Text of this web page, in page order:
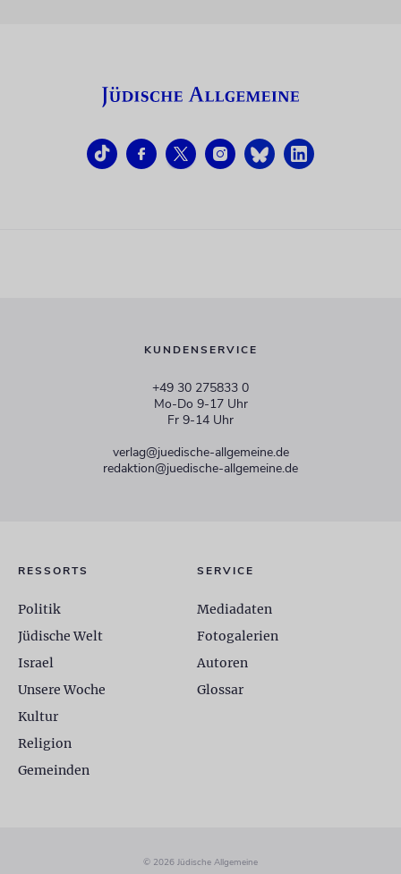
KUNDENSERVICE
+49 30 275833 0
Mo-Do 9-17 Uhr
Fr 9-14 Uhr
verlag@juedische-allgemeine.de
redaktion@juedische-allgemeine.de
RESSORTS
Politik
Jüdische Welt
Israel
Unsere Woche
Kultur
Religion
Gemeinden
SERVICE
Mediadaten
Fotogalerien
Autoren
Glossar
© 2026 Jüdische Allgemeine